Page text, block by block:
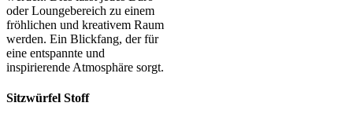
oder Loungebereich zu einem
fröhlichen und kreativem Raum
werden. Ein Blickfang, der für
eine entspannte und
inspirierende Atmosphäre sorgt.
Sitzwürfel Stoff